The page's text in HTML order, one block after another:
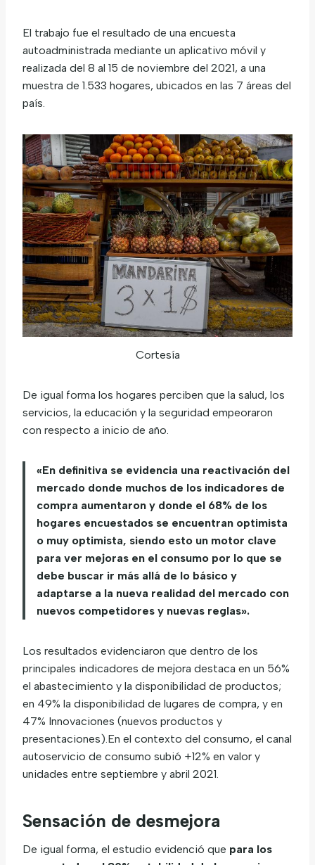
El trabajo fue el resultado de una encuesta
autoadministrada mediante un aplicativo móvil y
realizada del 8 al 15 de noviembre del 2021, a una
muestra de 1.533 hogares, ubicados en las 7 áreas del
país.
Cortesía
De igual forma los hogares perciben que la salud, los
servicios, la educación y la seguridad empeoraron
con respecto a inicio de año.
«En definitiva se evidencia una reactivación del
mercado donde muchos de los indicadores de
compra aumentaron y donde el 68% de los
hogares encuestados se encuentran optimista
o muy optimista, siendo esto un motor clave
para ver mejoras en el consumo por lo que se
debe buscar ir más allá de lo básico y
adaptarse a la nueva realidad del mercado con
nuevos competidores y nuevas reglas».
Los resultados evidenciaron que dentro de los
principales indicadores de mejora destaca en un 56%
el abastecimiento y la disponibilidad de productos;
en 49% la disponibilidad de lugares de compra, y en
47% Innovaciones (nuevos productos y
presentaciones).En el contexto del consumo, el canal
autoservicio de consumo subió +12% en valor y
unidades entre septiembre y abril 2021.
Sensación de desmejora
De igual forma, el estudio evidenció que para los